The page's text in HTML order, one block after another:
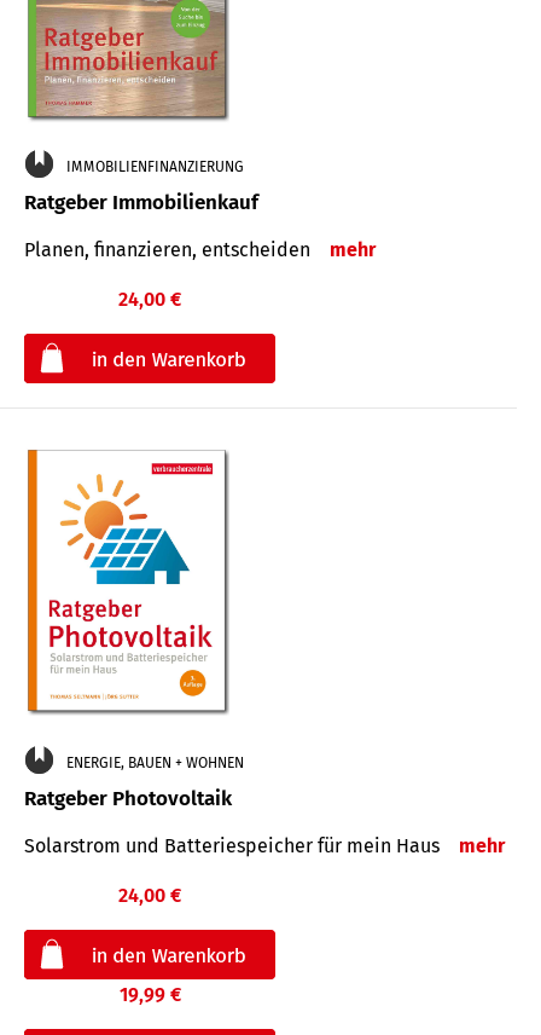
IMMOBILIENFINANZIERUNG
Ratgeber Immobilienkauf
Planen, finanzieren, entscheiden mehr
24,00 €
ENERGIE, BAUEN + WOHNEN
Ratgeber Photovoltaik
Solarstrom und Batteriespeicher für mein Haus mehr
24,00 €
19,99 €